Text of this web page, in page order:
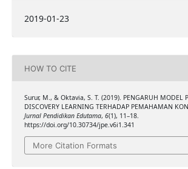
2019-01-23
HOW TO CITE
Surur, M., & Oktavia, S. T. (2019). PENGARUH MODEL
DISCOVERY LEARNING TERHADAP PEMAHAMAN
Jurnal Pendidikan Edutama, 6(1), 11–18.
https://doi.org/10.30734/jpe.v6i1.341
More Citation Formats